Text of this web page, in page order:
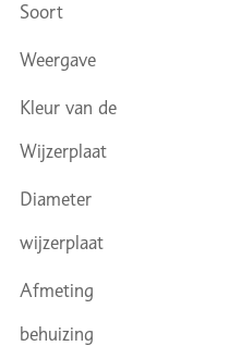
Soort
Weergave
Kleur van de
Wijzerplaat
Diameter
wijzerplaat
Afmeting
behuizing